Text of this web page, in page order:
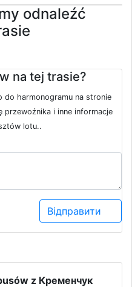
odnaleźć
na tej trasie?
do harmonogramu na stronie
przewoźnika i inne informacje
lotu..
Відправити
z Кременчук